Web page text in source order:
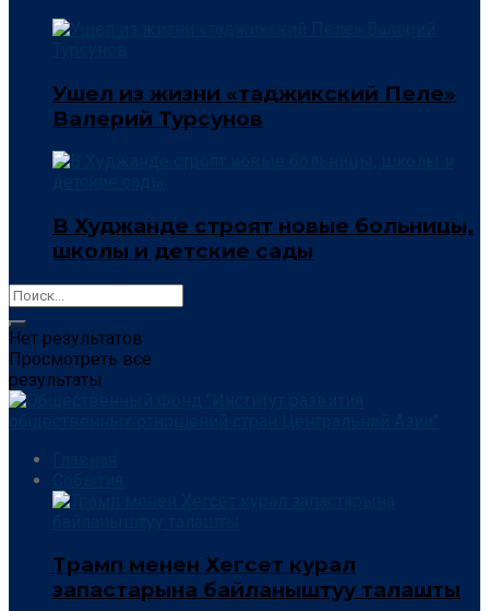
Ушел из жизни «таджикский Пеле»
Валерий Турсунов
В Худжанде строят новые больницы,
школы и детские сады
Нет результатов
Просмотреть все
результаты
Трамп менен Хегсет курал
запастарына байланыштуу талашты